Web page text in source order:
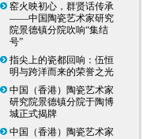
窑火映初心，群贤话传承
——中国陶瓷艺术家研究
院景德镇分院吹响“集结
号”
指尖上的瓷都回响：伍恒
明与跨洋而来的荣誉之光
中国（香港）陶瓷艺术家
研究院景德镇分院于陶博
城正式揭牌
中国（香港）陶瓷艺术家